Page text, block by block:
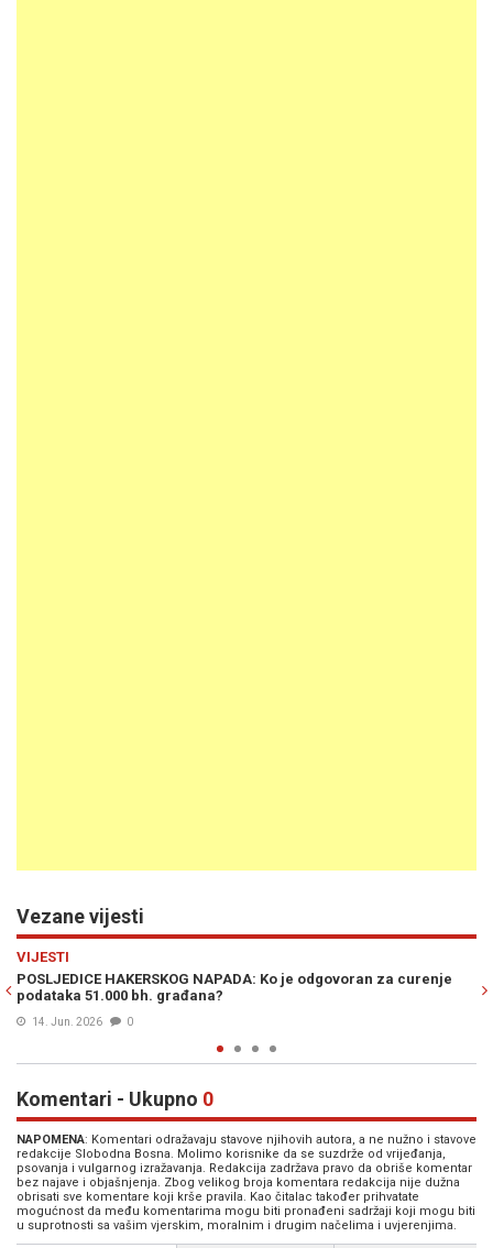
Vezane vijesti
za curenje
SPREMA SE PRODAJA BIJELJINSKOG
ponude koju razmatra Vlada RS
Komentari - Ukupno 0
NAPOMENA: Komentari odražavaju stavove njihovih autora, a ne nužno i stavove
redakcije Slobodna Bosna. Molimo korisnike da se suzdrže od vrijeđanja,
psovanja i vulgarnog izražavanja. Redakcija zadržava pravo da obriše komentar
bez najave i objašnjenja. Zbog velikog broja komentara redakcija nije dužna
obrisati sve komentare koji krše pravila. Kao čitalac također prihvatate
mogućnost da među komentarima mogu biti pronađeni sadržaji koji mogu biti
u suprotnosti sa vašim vjerskim, moralnim i drugim načelima i uvjerenjima.